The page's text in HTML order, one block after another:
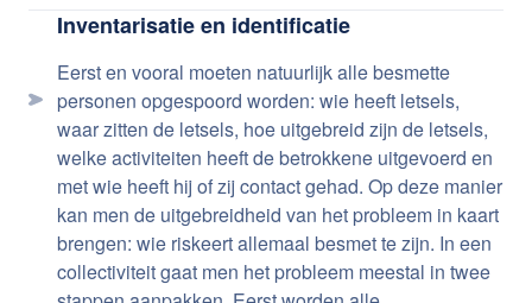
Inventarisatie en identificatie
Eerst en vooral moeten natuurlijk alle besmette
personen opgespoord worden: wie heeft letsels,
waar zitten de letsels, hoe uitgebreid zijn de letsels,
welke activiteiten heeft de betrokkene uitgevoerd en
met wie heeft hij of zij contact gehad. Op deze manier
kan men de uitgebreidheid van het probleem in kaart
brengen: wie riskeert allemaal besmet te zijn. In een
collectiviteit gaat men het probleem meestal in twee